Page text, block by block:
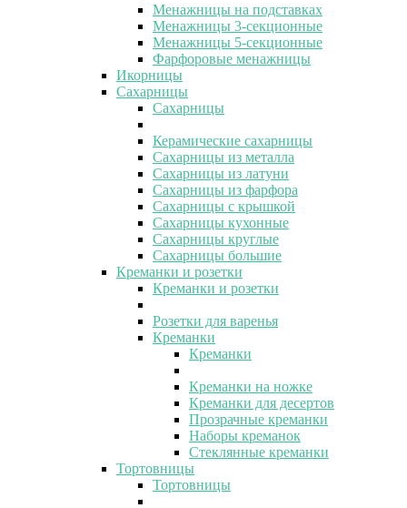
Менажницы на подставках
Менажницы 3-секционные
Менажницы 5-секционные
Фарфоровые менажницы
Икорницы
Сахарницы
Сахарницы
Керамические сахарницы
Сахарницы из металла
Сахарницы из латуни
Сахарницы из фарфора
Сахарницы с крышкой
Сахарницы кухонные
Сахарницы круглые
Сахарницы большие
Креманки и розетки
Креманки и розетки
Розетки для варенья
Креманки
Креманки
Креманки на ножке
Креманки для десертов
Прозрачные креманки
Наборы креманок
Стеклянные креманки
Тортовницы
Тортовницы